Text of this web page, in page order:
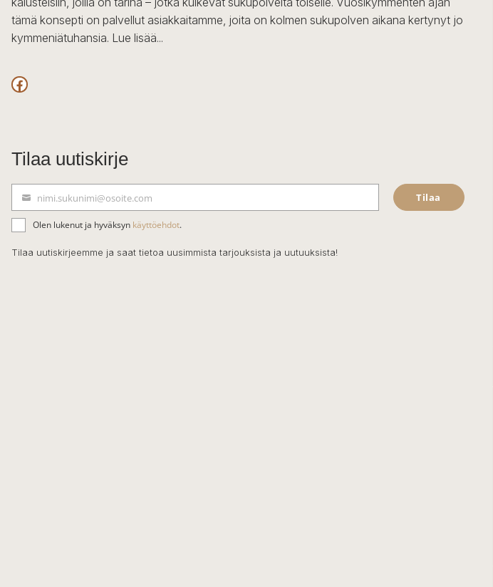
tämä konsepti on palvellut asiakkaitamme, joita on kolmen sukupolven aikana kertynyt jo
kymmeniätuhansia. Lue lisää...
Facebook
Tilaa uutiskirje
ä
h
k
nimi.sukunimi@osoite.com Tilaa
Olen lukenut ja hyväksyn käyttöehdot.
Tilaa uutiskirjeemme ja saat tietoa uusimmista tarjouksista ja uutuuksista!